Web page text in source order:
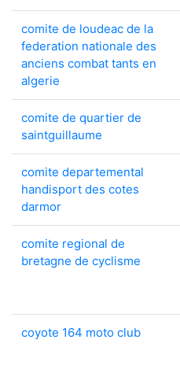
comite de loudeac de la
federation nationale des
anciens combat tants en
algerie
comite de quartier de
saintguillaume
comite departemental
handisport des cotes
darmor
comite regional de
bretagne de cyclisme
coyote 164 moto club